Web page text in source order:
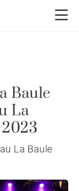
Baule
La
La Baule